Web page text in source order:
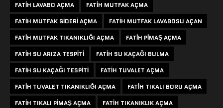
FATIH LAVABO AÇMA
FATIH MUTFAK AÇMA
FATIH MUTFAK GIDERI AÇMA
FATIH MUTFAK LAVABOSU AÇAN
FATIH MUTFAK TIKANIKLIĞI AÇMA
FATIH PIMAŞ AÇMA
FATIH SU ARIZA TESPITI
FATIH SU KAÇAĞI BULMA
FATIH SU KAÇAĞI TESPITI
FATIH TUVALET AÇMA
FATIH TUVALET TIKANIKLIĞI AÇMA
FATIH TIKALI BORU AÇMA
FATIH TIKALI PIMAŞ AÇMA
FATIH TIKANIKLIK AÇMA